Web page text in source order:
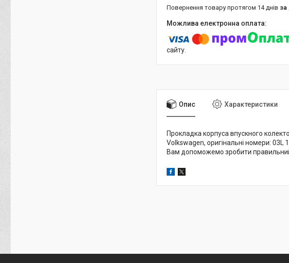
повернення товару протягом 14 днів за
сайту.
Опис Характеристики
Прокладка корпуса впускного
Volkswagen, оригінальні номери: 03L
Вам допоможемо зробити